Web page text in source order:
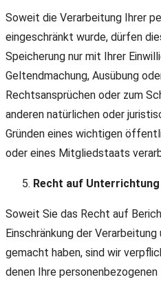
Soweit die Verarbeitung Ihrer
eingeschränkt wurde, dürfen
Speicherung nur mit Ihrer
Geltendmachung, Ausübung
Rechtsansprüchen oder zum
anderen natürlichen oder
Gründen eines wichtigen
oder eines Mitgliedstaats
Recht auf Unterrichtung
Soweit Sie das Recht auf
Einschränkung der
gemacht haben, sind wir
denen Ihre